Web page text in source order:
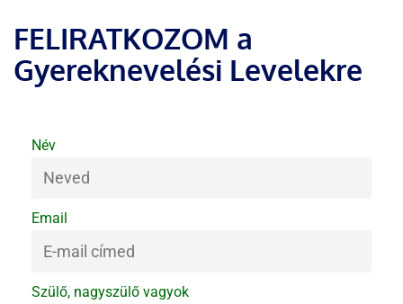
FELIRATKOZOM a
Gyereknevelési Levelekre
Név
Email
Szülő, nagyszülő vagyok